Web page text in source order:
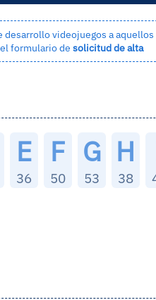
videojuegos a
el formulario desolicitud de alta
E
36
F
50
G
53
H
38